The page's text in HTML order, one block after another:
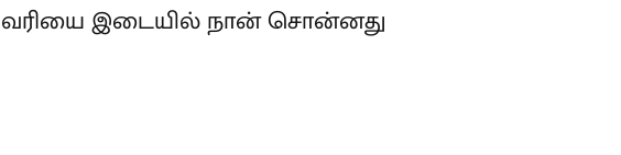
வரியை இடையில் நான் சொன்னது